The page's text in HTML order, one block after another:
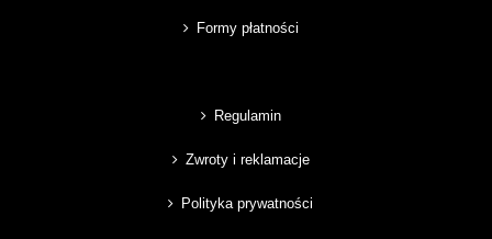
Formy płatności
Regulamin
Zwroty i reklamacje
Polityka prywatności